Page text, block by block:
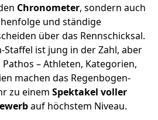
Chronometer, sondern auch
und ständige
über das Rennschicksal.
Staffel ist jung in der Zahl, aber
– Athleten, Kategorien,
machen das Regenbogen-
zu einem Spektakel voller
auf höchstem Niveau.